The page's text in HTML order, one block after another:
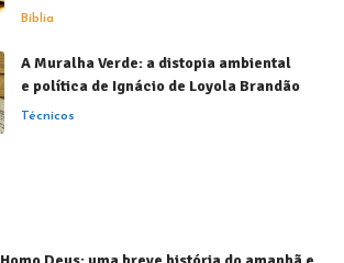
Bíblia
A Muralha Verde: a distopia ambiental
e política de Ignácio de Loyola Brandão
Técnicos